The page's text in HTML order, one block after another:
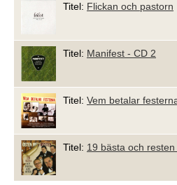
Titel: Flickan och pastorn
Titel: Manifest - CD 2
Titel: Vem betalar
Titel: 19 bästa och